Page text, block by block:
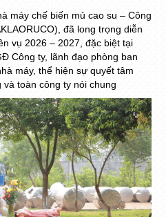
máy chế biến mủ cao su – Công
đã long trọng diễn
vụ 2026 – 2027, đặc biệt tại
Công ty, lãnh đạo phòng ban
máy, thể hiện sự quyết tâm
toàn công ty nói chung